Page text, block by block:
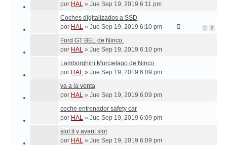
por HAL » Jue Sep 19, 2019 6:11 pm
Coches digitalizados a SSD
por HAL » Jue Sep 19, 2019 6:10 pm 1 2
Ford GT BEL de Ninco.
por HAL » Jue Sep 19, 2019 6:10 pm
Lamborghini Murcielago de Ninco.
por HAL » Jue Sep 19, 2019 6:09 pm
ya a la venta
por HAL » Jue Sep 19, 2019 6:09 pm
coche entrenador safety car
por HAL » Jue Sep 19, 2019 6:09 pm
slot it y avant slot
por HAL » Jue Sep 19, 2019 6:09 pm